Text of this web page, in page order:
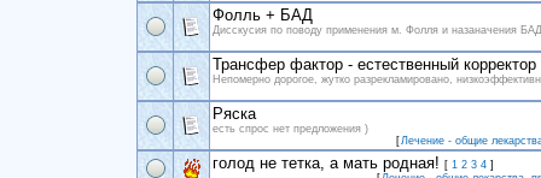
Фолль + БАД
Дисскусия по поводу применения м. Фолля и назаначения БАД
Трансфер фактор - естественный
Непомерно дорогое, жутко разрекламировано,
Ряска
есть спрос нет предложения )
[Лечение - общие
голод не тетка, а мать родная! [ 1 2 3 4 ]